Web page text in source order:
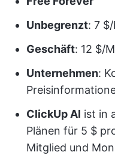
Unbegrenzt: 7
Geschäft: 12 $/
Unternehmen:
ClickUp AI ist in
Plänen für 5 $
Mitglied und